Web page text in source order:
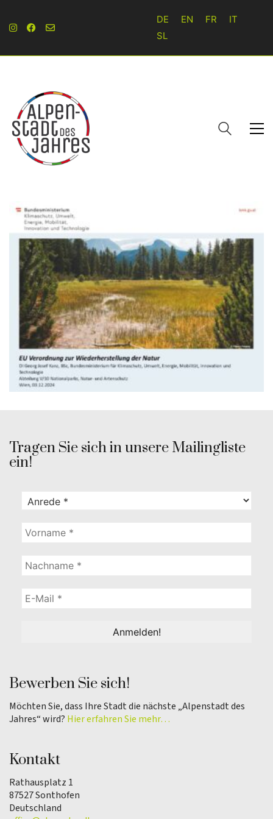
DE EN FR
IT
SL
Tragen Sie sich in unsere Mailingliste
ein!
Bewerben Sie sich!
Möchten Sie, dass Ihre Stadt die nächste „Alpenstadt des
Jahres“ wird? Hier erfahren Sie mehr…
Kontakt
Rathausplatz 1
87527 Sonthofen
Deutschland